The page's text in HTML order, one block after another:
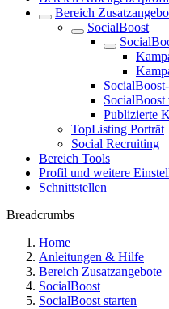
Bereich
SocialBoost
SocialBoost
Publizierte
TopListing Porträt
Social Recruiting
Bereich Tools
Profil und weitere
Schnittstellen
Breadcrumbs
Home
Anleitungen & Hilfe
Bereich Zusatzangebote
SocialBoost
SocialBoost starten